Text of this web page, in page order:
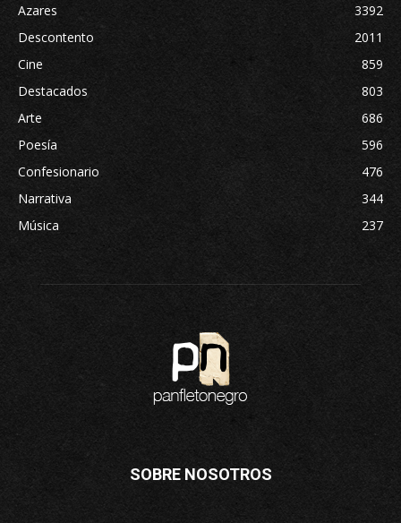
Azares
3392
Descontento
2011
Cine
859
Destacados
803
Arte
686
Poesía
596
Confesionario
476
Narrativa
344
Música
237
SOBRE NOSOTROS